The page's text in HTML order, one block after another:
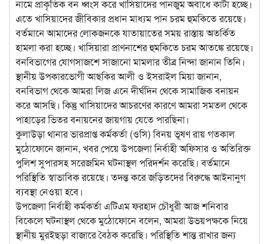
নামে প্রাকৃতিক বন ধ্বংস করে খাসিয়াদের পানজুম অবাধে কাটা হচ্ছে।
এতে খাসিয়াদের জীবিকার প্রধান মাধ্যম পান চরম হুমকিতে রয়েছে।
বর্তমানে আমাদের লোকজনকে যাতায়াতের সময় রাস্তায় অতর্কিত
হামলা করা হচ্ছে। খাসিয়ারা প্রাণনাশের হুমকিতে চরম আতঙ্কে রয়েছে।
বনবিভাগের যোগসাজশে সাজানো মামলার তীব্র নিন্দা জানান তিনি।
স্থানীয় উপকারভোগী আছকির আলী ও ইসরাইল মিয়া জানান,
বনবিভাগ থেকে আমরা লিজ এনে দীর্ঘদিন থেকে সামাজিক বনায়ন
করে আসছি। কিন্তু খাসিয়াদের আচরণের কারণে আমরা সমতল থেকে
পাহাড়ের ভিতর বনায়নের জায়গায় যেতে পারছিনা।
কুলাউড়া থানার ভারপ্রাপ্ত কর্মকর্তা (ওসি) বিনয় ভূষণ রায় গতকাল
মুঠোফোনে জানান, খবর পেয়ে উপজেলা নির্বাহী অফিসার ও অতিরিক্ত
পুলিশ সুপারসহ সরেজমিন ঘটনাস্থল পরিদর্শন করেছি। বর্তমানে
পরিস্থিতি স্বাভাবিক রয়েছে। তদন্ত করে জড়িতদের বিরুদ্ধে আইনানুগ
ব্যবস্থা নেওয়া হবে।
উপজেলা নির্বাহী কর্মকর্তা এটিএম ফরহাদ চৌধুরী আজ শনিবার
বিকেলে ঘটনাস্থল থেকে মুঠোফোনে বলেন, আমরা উভয়পক্ষকে নিয়ে
স্থানীয় মুরইছড়া বাজারে বৈঠক করেছি। পরিস্থিতি শান্ত রাখার জন্য